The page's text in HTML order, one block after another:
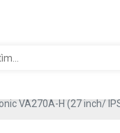
VA270A-H (27 inch/